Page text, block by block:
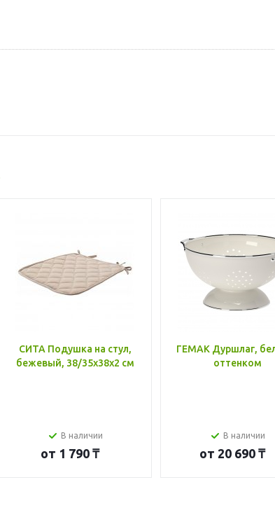
СИТА Подушка на стул,
бежевый, 38/35x38x2 см
В наличии
от 1 790 ₸
ГЕМАК Дуршлаг,
оттенком
В наличии
от 20 690 ₸